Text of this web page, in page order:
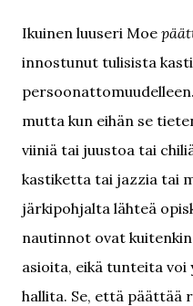
Ikuinen luuseri Moe
innostunut tulisista
mutta kun eihän se
viiniä tai juustoa tai
kastiketta tai jazzia tai
järkipohjalta lähteä
nautinnot ovat
asioita, eikä tunteita voi
hallita. Se, että päättää